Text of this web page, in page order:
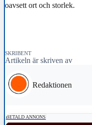
oavsett ort och storlek.
SKRIBENT
Artikeln är skriven av
Redaktionen
BETALD ANNONS